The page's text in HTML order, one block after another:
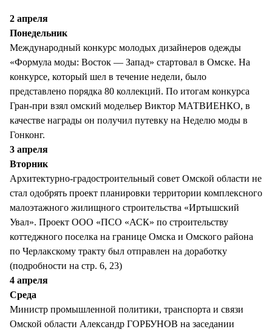
СТИЛЬ ЖИЗНИ
2 апреля
Понедельник
Международный конкурс молодых дизайнеров одежды
«Формула моды: Восток — Запад» стартовал в Омске. На
конкурсе, который шел в течение недели, было
представлено порядка 80 коллекций. По итогам конкурса
Гран-при взял омский модельер Виктор МАТВИЕНКО, в
качестве награды он получил путевку на Неделю моды в
Гонконг.
3 апреля
Вторник
Архитектурно-градостроительный совет Омской области не
стал одобрять проект планировки территории комплексного
малоэтажного жилищного строительства «Иртышский
Увал». Проект ООО «ПСО «АСК» по строительству
коттеджного поселка на границе Омска и Омского района
по Черлакскому тракту был отправлен на доработку
(подробности на стр. 6, 23)
4 апреля
Среда
Министр промышленной политики, транспорта и связи
Омской области Александр ГОРБУНОВ на заседании